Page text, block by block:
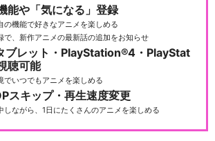
テニスの王子様 BEST GAME
能や「気になる」登録
の機能で好きなアニメを楽しめる
で、新作アニメの最新話の追加をお知らせ
ブレット・PlayStation®4・PlayStat
聴可能
でいつでもアニメを楽しめる
スキップ・再生速度変更
しながら、1日にたくさんのアニメを楽しめる